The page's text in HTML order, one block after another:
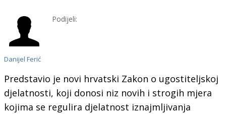
Danijel Ferić
Podijeli:
Predstavio je novi hrvatski Zakon o ugostiteljskoj
djelatnosti, koji donosi niz novih i strogih mjera
kojima se regulira djelatnost iznajmljivanja